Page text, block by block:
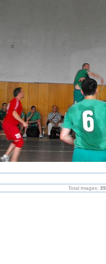
Total images: 35